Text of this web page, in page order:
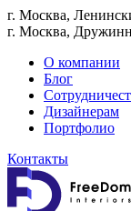
г. Москва,
г. Москва,
О компании
Блог
Дизайнерам
Портфолио
Контакты